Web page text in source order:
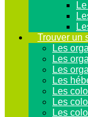
Trouver un
Les
Les
Les
Les
Les
Les
Les